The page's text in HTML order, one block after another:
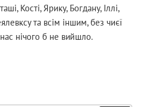
Кості, Ярику, Богдану, Іллі,
та всім іншим, без чиєї
нічого б не вийшло.